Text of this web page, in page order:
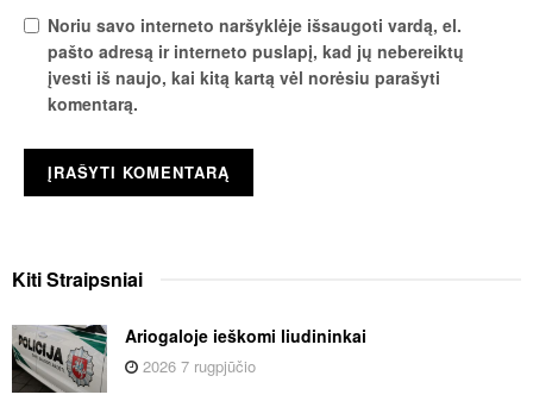
Noriu savo interneto naršyklėje išsaugoti vardą, el.
pašto adresą ir interneto puslapį, kad jų nebereiktų
įvesti iš naujo, kai kitą kartą vėl norėsiu parašyti
komentarą.
KitiStraipsniai
Ariogaloje ieškomi liudininkai
2026 7 rugpjūčio